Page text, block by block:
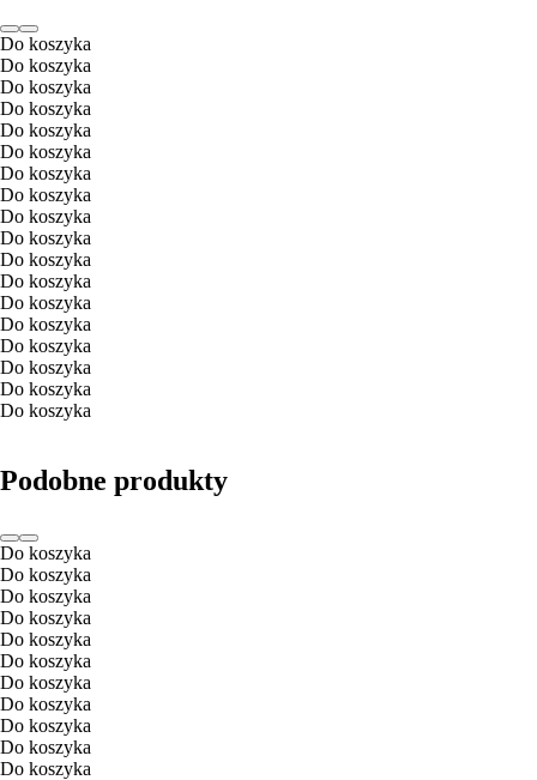
Do koszyka
Do koszyka
Do koszyka
Do koszyka
Do koszyka
Do koszyka
Do koszyka
Do koszyka
Do koszyka
Do koszyka
Do koszyka
Do koszyka
Do koszyka
Do koszyka
Do koszyka
Do koszyka
Do koszyka
Do koszyka
Podobne produkty
Do koszyka
Do koszyka
Do koszyka
Do koszyka
Do koszyka
Do koszyka
Do koszyka
Do koszyka
Do koszyka
Do koszyka
Do koszyka